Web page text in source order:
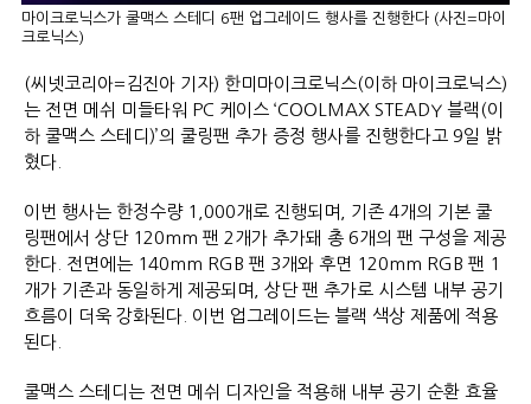
마이크로닉스가 쿨맥스 스테디 6팬 업그레이드 행사를 진행한다 (사진=마이
크로닉스)
(씨넷코리아=김진아 기자) 한미마이크로닉스(이하 마이크로닉스)
는 전면 메쉬 미들타워 PC 케이스 ‘COOLMAX STEADY 블랙(이
하 쿨맥스 스테디)’의 쿨링팬 추가 증정 행사를 진행한다고 9일 밝
혔다.
이번 행사는 한정수량 1,000개로 진행되며, 기존 4개의 기본 쿨
링팬에서 상단 120mm 팬 2개가 추가돼 총 6개의 팬 구성을 제공
한다. 전면에는 140mm RGB 팬 3개와 후면 120mm RGB 팬 1
개가 기존과 동일하게 제공되며, 상단 팬 추가로 시스템 내부 공기
흐름이 더욱 강화된다. 이번 업그레이드는 블랙 색상 제품에 적용
된다.
쿨맥스 스테디는 전면 메쉬 디자인을 적용해 내부 공기 순환 효율